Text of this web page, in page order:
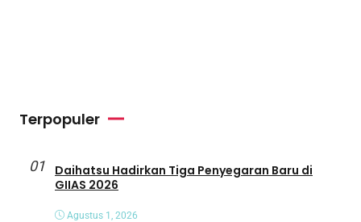
Terpopuler
01
Daihatsu Hadirkan Tiga Penyegaran Baru di
GIIAS 2026
Agustus 1, 2026